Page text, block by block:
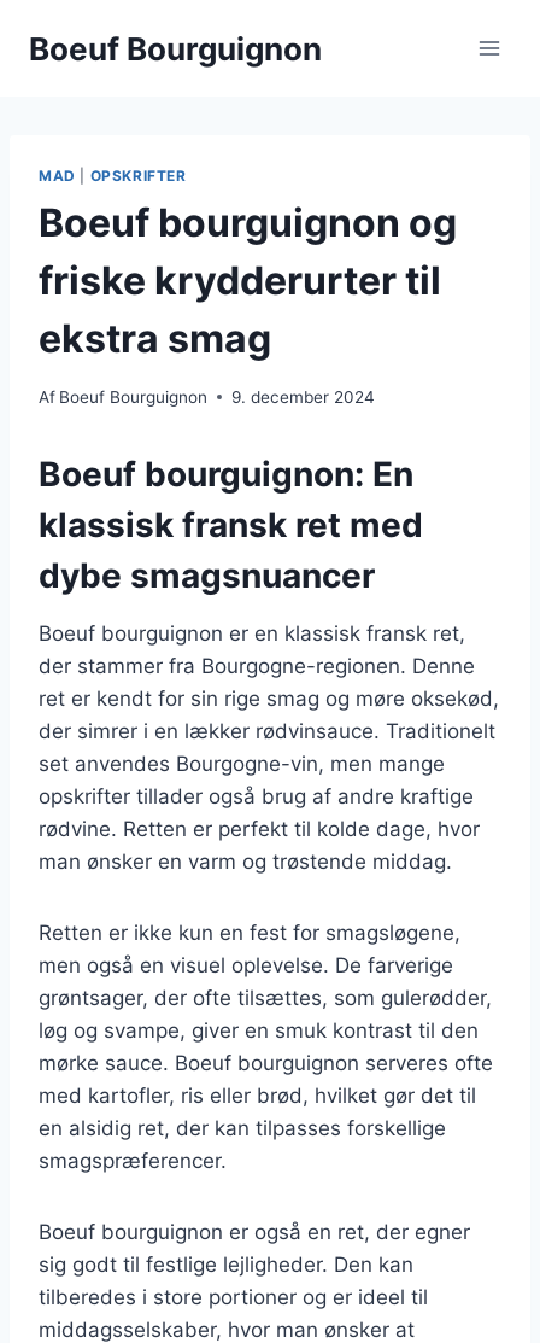
Boeuf Bourguignon
MAD OPSKRIFTER
Boeuf bourguignon og
friske krydderurter til
ekstra smag
Af Boeuf Bourguignon 9. december 2024
Boeuf bourguignon: En
klassisk fransk ret med
dybe smagsnuancer
Boeuf bourguignon er en klassisk fransk ret,
der stammer fra Bourgogne-regionen. Denne
ret er kendt for sin rige smag og møre oksekød,
der simrer i en lækker rødvinsauce. Traditionelt
set anvendes Bourgogne-vin, men mange
opskrifter tillader også brug af andre kraftige
rødvine. Retten er perfekt til kolde dage, hvor
man ønsker en varm og trøstende middag.
Retten er ikke kun en fest for smagsløgene,
men også en visuel oplevelse. De farverige
grøntsager, der ofte tilsættes, som gulerødder,
løg og svampe, giver en smuk kontrast til den
mørke sauce. Boeuf bourguignon serveres ofte
med kartofler, ris eller brød, hvilket gør det til
en alsidig ret, der kan tilpasses forskellige
smagspræferencer.
Boeuf bourguignon er også en ret, der egner
sig godt til festlige lejligheder. Den kan
tilberedes i store portioner og er ideel til
middagsselskaber, hvor man ønsker at